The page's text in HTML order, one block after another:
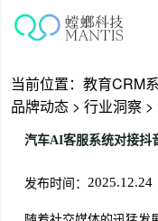
当前位置： 教育CRM
品牌动态 > 行业洞察 >
汽车AI客服系统对接抖
发布时间： 2025.12.24